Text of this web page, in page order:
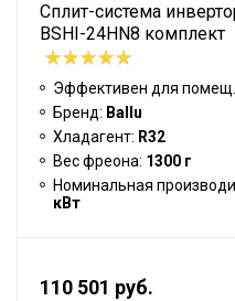
Сплит-система
BSHI-24HN8 комплект
Эффективен для
Бренд: Ballu
Хладагент: R32
Вес фреона: 1300 г
Номинальная
кВт
110 501 руб.